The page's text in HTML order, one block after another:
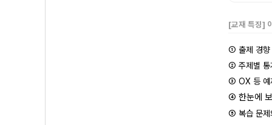
[교재 특징]
① 출제 경향
② 주제별 통
③ OX 등 예
④ 한눈에
⑤ 복습 문제